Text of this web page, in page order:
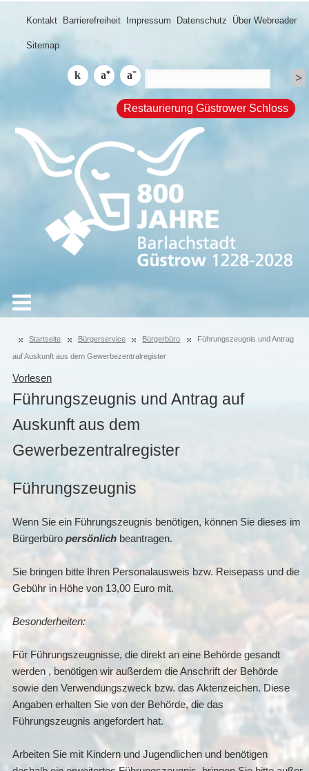
Kontakt Barrierefreiheit Impressum Datenschutz Über Webreader
Sitemap
Restaurierung Güstrower Schloss
Startseite Bürgerservice Bürgerbüro Führungszeugnis und Antrag
auf Auskunft aus dem Gewerbezentralregister
Vorlesen
Führungszeugnis und Antrag auf
Auskunft aus dem
Gewerbezentralregister
Führungszeugnis
Wenn Sie ein Führungszeugnis benötigen, können Sie dieses im
Bürgerbüro persönlichbeantragen.
Sie bringen bitte Ihren Personalausweis bzw. Reisepass und die
Gebühr in Höhe von 13,00 Euro mit.
Besonderheiten:
Für Führungszeugnisse, die direkt an eine Behörde gesandt
werden , benötigen wir außerdem die Anschrift der Behörde
sowie den Verwendungszweck bzw. das Aktenzeichen. Diese
Angaben erhalten Sie von der Behörde, die das
Führungszeugnis angefordert hat.
Arbeiten Sie mit Kindern und Jugendlichen und benötigen